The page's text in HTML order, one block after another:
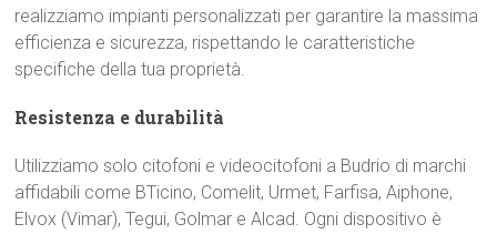
realizziamo impianti personalizzati per garantire la massima
efficienza e sicurezza, rispettando le caratteristiche
specifiche della tua proprietà.
Resistenza e durabilità
Utilizziamo solo citofoni e videocitofoni a Budrio di marchi
affidabili come BTicino, Comelit, Urmet, Farfisa, Aiphone,
Elvox (Vimar), Tegui, Golmar e Alcad. Ogni dispositivo è